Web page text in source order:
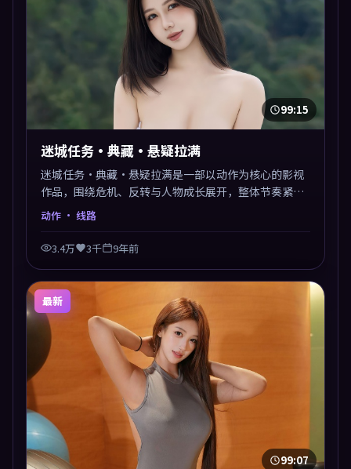
99:15
迷城任务·典藏·悬疑拉满
迷城任务·典藏·悬疑拉满是一部以动作为核心的影视
作品，围绕危机、反转与人物成长展开，整体节奏紧
凑，值得推荐观看。
动作 · 线路
3.4万 3千 9年前
最新
99:07